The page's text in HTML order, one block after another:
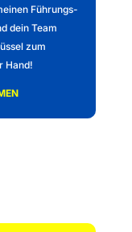
Führungs-
dein Team
zum
Hand!